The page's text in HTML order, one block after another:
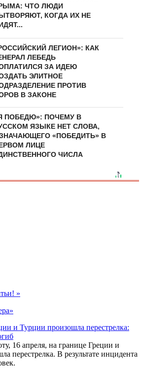
ЧТО ЛЮДИ
КОГДА ИХ НЕ
ЛЕГИОН»: КАК
ЛЕБЕДЬ
ЗА ИДЕЮ
ЭЛИТНОЕ
ПРОТИВ
В ЗАКОНЕ
ПОБЕДЮ»: ПОЧЕМУ В
ЯЗЫКЕ НЕТ СЛОВА,
«ПОБЕДИТЬ» В
ЛИЦЕ
ЧИСЛА
»
и Турции произошла перестрелка:
16 апреля, на границе Греции и
перестрелка. В результате инцидента